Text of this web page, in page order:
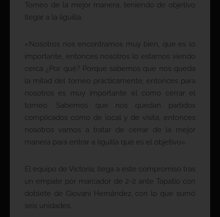
Torneo de la mejor manera, teniendo de objetivo
llegar a la liguilla.
«Nosotros nos encontramos muy bien, que es lo
importante, entonces nosotros lo estamos viendo
cerca ¿Por qué? Porque sabemos que nos queda
la mitad del torneo prácticamente, entonces para
nosotros es muy importante el como cerrar el
torneo. Sabemos que nos quedan partidos
complicados como de local y de visita, entonces
nosotros vamos a tratar de cerrar de la mejor
manera para entrar a liguilla qué es el objetivo».
El equipo de Victoria, llega a este compromiso tras
un empate por marcador de 2-2 ante Tapatío con
doblete de Giovani Hernández, con lo que sumó
seis unidades.